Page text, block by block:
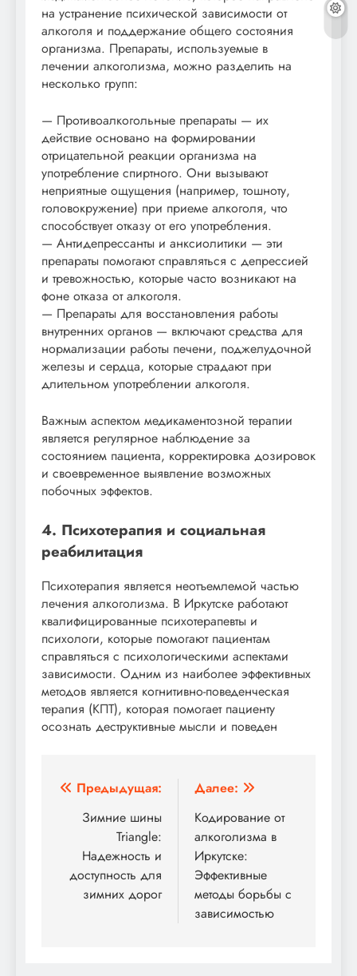
на устранение психической зависимости от
алкоголя и поддержание общего состояния
организма. Препараты, используемые в
лечении алкоголизма, можно разделить на
несколько групп:
— Противоалкогольные препараты — их
действие основано на формировании
отрицательной реакции организма на
употребление спиртного. Они вызывают
неприятные ощущения (например, тошноту,
головокружение) при приеме алкоголя, что
способствует отказу от его употребления.
— Антидепрессанты и анксиолитики — эти
препараты помогают справляться с депрессией
и тревожностью, которые часто возникают на
фоне отказа от алкоголя.
— Препараты для восстановления работы
внутренних органов — включают средства для
нормализации работы печени, поджелудочной
железы и сердца, которые страдают при
длительном употреблении алкоголя.
Важным аспектом медикаментозной терапии
является регулярное наблюдение за
состоянием пациента, корректировка дозировок
и своевременное выявление возможных
побочных эффектов.
4. Психотерапия и социальная
реабилитация
Психотерапия является неотъемлемой частью
лечения алкоголизма. В Иркутске работают
квалифицированные психотерапевты и
психологи, которые помогают пациентам
справляться с психологическими аспектами
зависимости. Одним из наиболее эффективных
методов является когнитивно-поведенческая
терапия (КПТ), которая помогает пациенту
осознать деструктивные мысли и поведен
Навигация
записям
Предыдущая:
Зимние шины
Triangle:
Надежность и
доступность для
зимних дорог
Далее:
Кодирование от
алкоголизма в
Иркутске:
Эффективные
методы борьбы с
зависимостью